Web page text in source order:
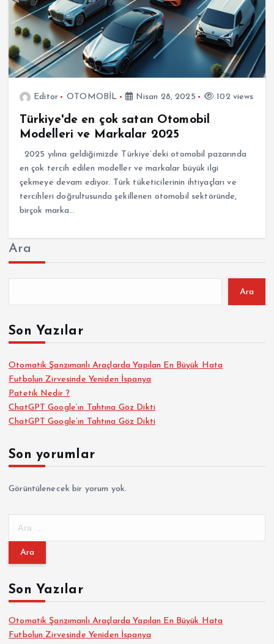
Editor OTOMOBİL Nisan 28, 2025 102 views
Türkiye'de en çok satan Otomobil
Modelleri ve Markalar 2025
2025 yılına geldiğimizde Türkiye’deki otomobil pazarında
en çok tercih edilen modeller ve markalar büyük ilgi
çekmeye devam ediyor. Türk tüketicilerinin ihtiyaçları ve
tercihleri doğrultusunda şekillenen otomobil sektöründe,
birçok marka…
Ara
Ara
Son Yazılar
Otomatik Şanzımanlı Araçlarda Yapılan En Büyük Hata
Futbolun Zirvesinde Yeniden İspanya
Patetik Nedir ?
ChatGPT Google’ın Tahtına Göz Dikti
ChatGPT Google’ın Tahtına Göz Dikti
Son yorumlar
Görüntülenecek bir yorum yok.
m
:Son Yazılar
Otomatik Şanzımanlı Araçlarda Yapılan En Büyük Hata
Futbolun Zirvesinde Yeniden İspanya